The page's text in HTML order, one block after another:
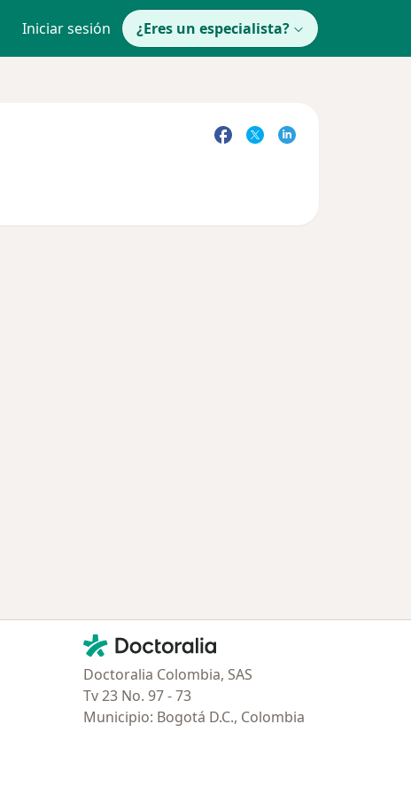
Iniciar sesión ¿Eres un especialista?
Contacto
Doctoralia - Página de inicio
Doctoralia Colombia, SAS
Tv 23 No. 97 - 73
Municipio: Bogotá D.C., Colombia